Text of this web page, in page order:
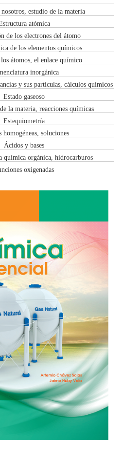
estudio de la materia
atómica
de los electrones del átomo
de los elementos químicos
átomos, el enlace químico
inorgánica
y sus partículas, cálculos químicos
Estado gaseoso
la materia, reacciones químicas
Estequiometría
homogéneas, soluciones
Ácidos y bases
química orgánica, hidrocarburos
oxigenadas